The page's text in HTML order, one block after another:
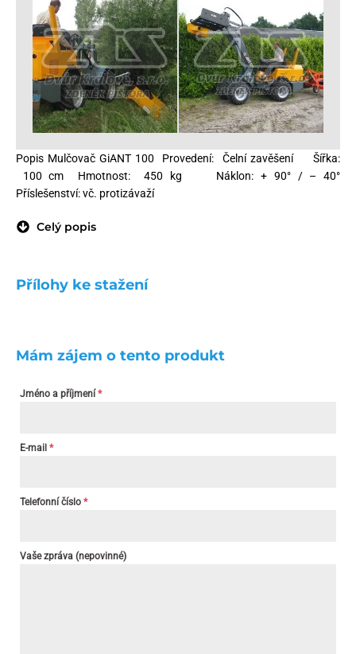
Popis Mulčovač GiANT 100 Provedení: Čelní zavěšení Šířka:
100 cm Hmotnost: 450 kg Náklon: + 90° / – 40°
Příslešenství: vč. protizávaží
Celý popis
Přílohy ke stažení
Mám zájem o tento produkt
Jméno a příjmení*
E-mail *
Telefonní číslo *
Vaše zpráva (nepovinné)